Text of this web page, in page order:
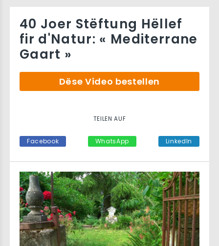
40 Joer Stëftung Hëllef
fir d'Natur: « Mediterrane
Gaart »
Dëse Video bestellen
TEILEN AUF
Facebook WhatsApp LinkedIn